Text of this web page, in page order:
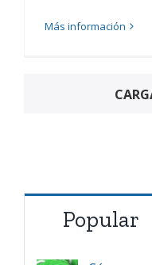
Más información
Popular